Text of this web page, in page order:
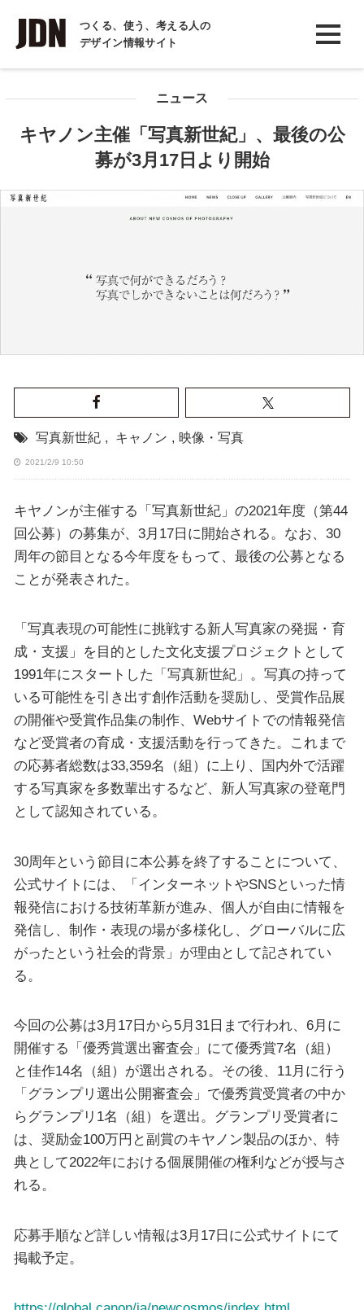
つくる、使う、考える人の
デザイン情報サイト
INTERVIEW
インタビュー
COLUMN
ニュース
キヤノン主催「写真新世紀」、最後の公
募が3月17日より開始
写真新世紀 , キャノン , 映像・写真
2021/2/9 10:50
キヤノンが主催する「写真新世紀」の2021年度（第44
回公募）の募集が、3月17日に開始される。なお、30
周年の節目となる今年度をもって、最後の公募となる
ことが発表された。
「写真表現の可能性に挑戦する新人写真家の発掘・育
成・支援」を目的とした文化支援プロジェクトとして
1991年にスタートした「写真新世紀」。写真の持って
いる可能性を引き出す創作活動を奨励し、受賞作品展
の開催や受賞作品集の制作、Webサイトでの情報発信
など受賞者の育成・支援活動を行ってきた。これまで
の応募者総数は33,359名（組）に上り、国内外で活躍
する写真家を多数輩出するなど、新人写真家の登竜門
として認知されている。
30周年という節目に本公募を終了することについて、
公式サイトには、「インターネットやSNSといった情
報発信における技術革新が進み、個人が自由に情報を
発信し、制作・表現の場が多様化し、グローバルに広
がったという社会的背景」が理由として記されてい
る。
今回の公募は3月17日から5月31日まで行われ、6月に
開催する「優秀賞選出審査会」にて優秀賞7名（組）
と佳作14名（組）が選出される。その後、11月に行う
「グランプリ選出公開審査会」で優秀賞受賞者の中か
らグランプリ1名（組）を選出。グランプリ受賞者に
は、奨励金100万円と副賞のキヤノン製品のほか、特
典として2022年における個展開催の権利などが授与さ
れる。
応募手順など詳しい情報は3月17日に公式サイトにて
掲載予定。